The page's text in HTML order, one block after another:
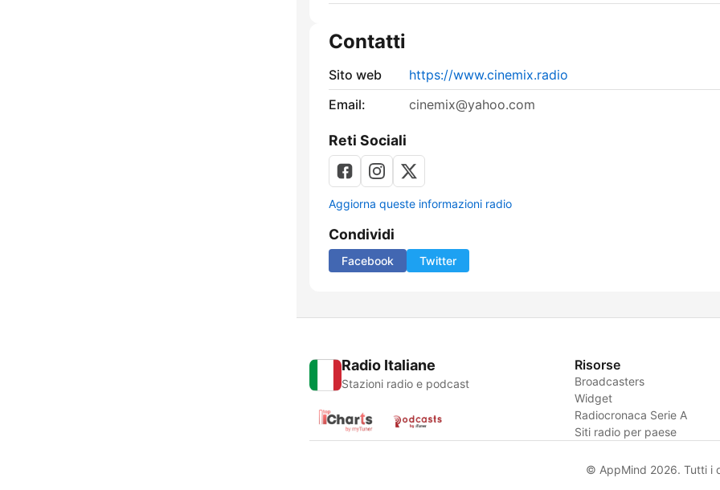
Contatti
Sito web
https://www.cinemix.radio
Email:
cinemix@yahoo.com
Reti Sociali
Aggiorna queste informazioni radio
Condividi
Facebook Twitter
Radio Italiane
Stazioni radio e podcast
Risorse
Broadcasters
Widget
Radiocronaca Serie A
Siti radio per paese
© AppMind 2026. Tutti i